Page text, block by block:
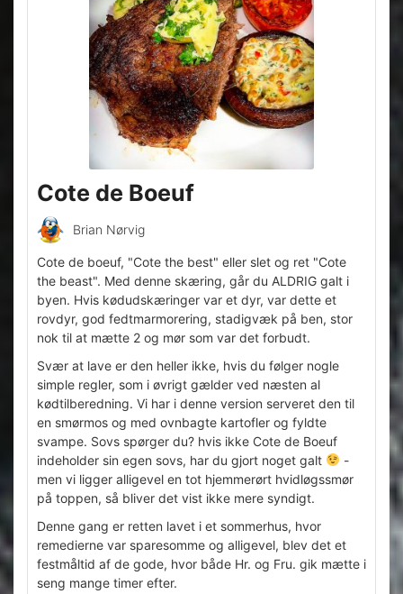
Cote de Boeuf
Brian Nørvig
Cote de boeuf, "Cote the best" eller slet og ret "Cote
the beast". Med denne skæring, går du ALDRIG galt i
byen. Hvis kødudskæringer var et dyr, var dette et
rovdyr, god fedtmarmorering, stadigvæk på ben, stor
nok til at mætte 2 og mør som var det forbudt.
Svær at lave er den heller ikke, hvis du følger nogle
simple regler, som i øvrigt gælder ved næsten al
kødtilberedning. Vi har i denne version serveret den til
en smørmos og med ovnbagte kartofler og fyldte
svampe. Sovs spørger du? hvis ikke Cote de Boeuf
indeholder sin egen sovs, har du gjort noget galt
-
men vi ligger alligevel en tot hjemmerørt hvidløgssmør
på toppen, så bliver det vist ikke mere syndigt.
Denne gang er retten lavet i et sommerhus, hvor
remedierne var sparesomme og alligevel, blev det et
festmåltid af de gode, hvor både Hr. og Fru. gik mætte i
seng mange timer efter.